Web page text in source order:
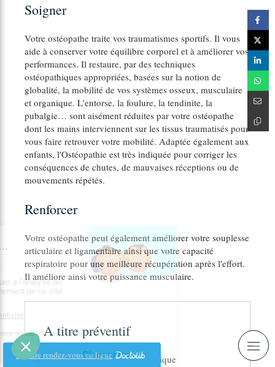
Soigner
Votre ostéopathe traite vos traumatismes sportifs. Il vous
aide à conserver votre équilibre corporel et à améliorer vos
performances. Il restaure, par des techniques
ostéopathiques appropriées, basées sur la notion de
globalité, la mobilité de vos systèmes osseux, musculaire
et organique. L'entorse, la foulure, la tendinite, la
pubalgie… sont aisément réduites par votre ostéopathe
dont les mains interviennent sur les tissus traumatisés pour
vous faire retrouver votre mobilité. Adaptée également aux
enfants, l'Ostéopathie est très indiquée pour corriger les
conséquences de chutes, de mauvaises réceptions ou de
mouvements répétés.
Renforcer
Votre ostéopathe peut également améliorer votre souplesse
articulaire et ligamentaire ainsi que votre capacité
respiratoire pour une meilleure récupération après l'effort.
Il améliore ainsi votre puissance musculaire.
A titre préventif
• Pour faire un bilan ostéopathique
Prendre rendez-vous en ligne